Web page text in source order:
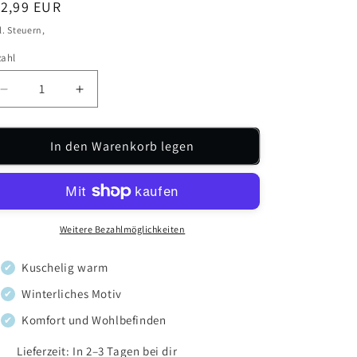
EUR
Steuern,
Verringere
die
Menge
💕
&quot;Rentiere&quot;
Kuschelsocken
Erhöhe
die
Menge
für
💕
Zwillingsherz
Socken
&quot;Rentiere&quot;
Kuschelsocken
In den Warenkorb legen
Weitere Bezahlmöglichkeiten
✔ Kuschelig warm
✔ Winterliches Motiv
✔ Komfort und Wohlbefinden
Lieferzeit: In 2–3 Tagen bei dir